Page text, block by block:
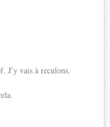
J’y vais à reculons.